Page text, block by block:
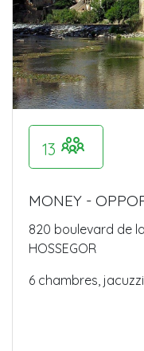
13
MONEY -
820 boulevard de la
HOSSEGOR
6 chambres, jacuzzi